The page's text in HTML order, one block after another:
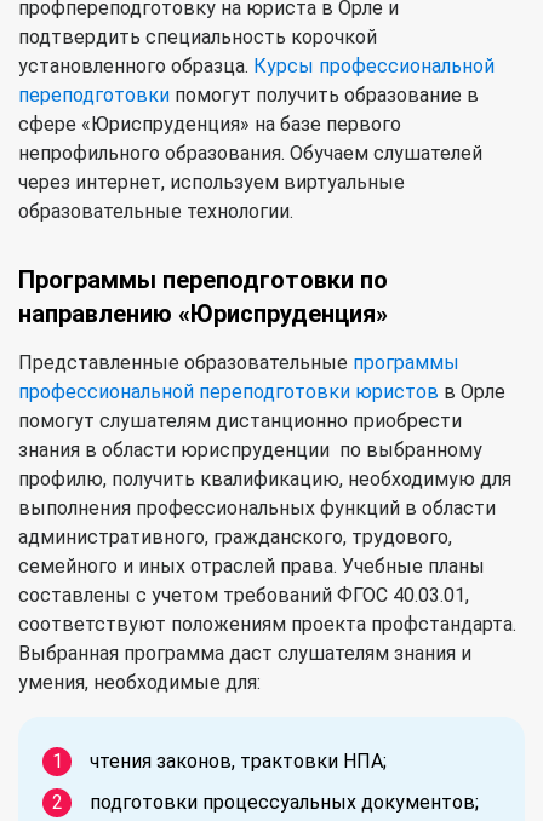
профпереподготовку на юриста в Орле и
подтвердить специальность корочкой
установленного образца. Курсы профессиональной
переподготовки помогут получить образование в
сфере «Юриспруденция» на базе первого
непрофильного образования. Обучаем слушателей
через интернет, используем виртуальные
образовательные технологии.
Программы переподготовки по
направлению «Юриспруденция»
Представленные образовательные программы
профессиональной переподготовки юристов в Орле
помогут слушателям дистанционно приобрести
знания в области юриспруденции по выбранному
профилю, получить квалификацию, необходимую для
выполнения профессиональных функций в области
административного, гражданского, трудового,
семейного и иных отраслей права. Учебные планы
составлены с учетом требований ФГОС 40.03.01,
соответствуют положениям проекта профстандарта.
Выбранная программа даст слушателям знания и
умения, необходимые для:
чтения законов, трактовки НПА;
подготовки процессуальных документов;